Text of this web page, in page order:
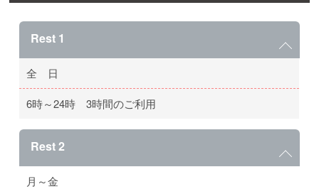
Rest 1
全 日
6時～24時 3時間のご利用
Rest 2
月～金